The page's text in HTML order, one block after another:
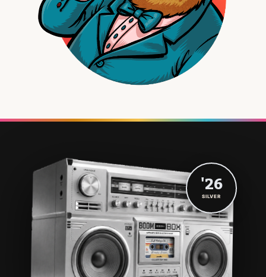
'26
SILVER